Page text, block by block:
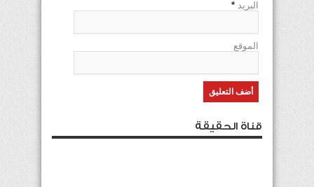
البريد *
الموقع
قناة الحقيقة